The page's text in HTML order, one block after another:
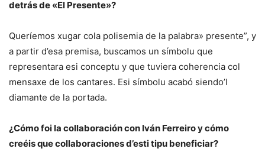
detrás de «El Presente»?
Queríemos xugar cola polisemia de la palabra» presente”, y
a partir d’esa premisa, buscamos un símbolu que
representara esi conceptu y que tuviera coherencia col
mensaxe de los cantares. Esi símbolu acabó siendo’l
diamante de la portada.
¿Cómo foi la collaboración con Iván Ferreiro y cómo
creéis que collaboraciones d’esti tipu beneficiar?